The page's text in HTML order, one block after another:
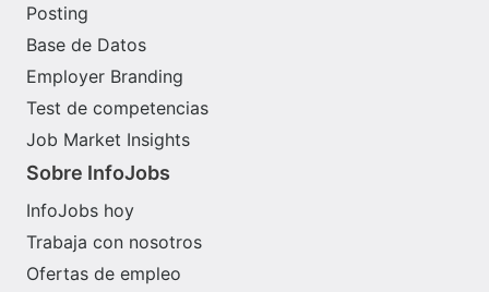
Posting
Base de Datos
Employer Branding
Test de competencias
Job Market Insights
Sobre InfoJobs
InfoJobs hoy
Trabaja con nosotros
Ofertas de empleo